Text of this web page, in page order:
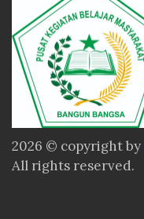
2026 © copyright by
All rights reserved.